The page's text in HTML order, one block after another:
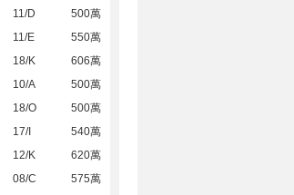
11/D
500萬
11/E
550萬
18/K
606萬
10/A
500萬
18/O
500萬
17/I
540萬
12/K
620萬
08/C
575萬